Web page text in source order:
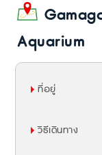
Aquarium
ที่อยู่
วิธีเดินทาง